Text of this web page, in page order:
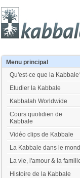
Menu principal
Qu'est-ce que la
Etudier la Kabbale
Kabbalah Worldwide
Cours quotidien de
Kabbale
Vidéo clips de Kabbale
La Kabbale dans le
La vie, l'amour & la
Histoire de la Kabbale